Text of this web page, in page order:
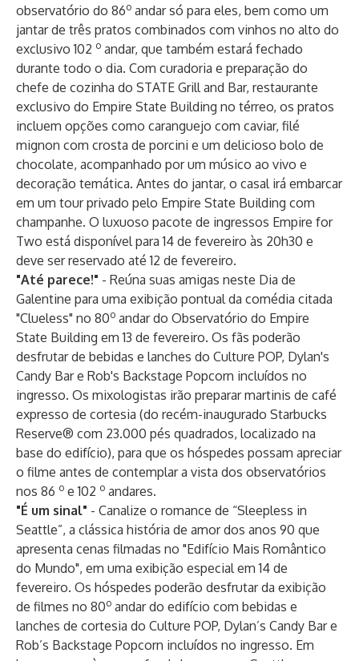
observatório do 86o andar só para eles, bem como um
jantar de três pratos combinados com vinhos no alto do
exclusivo 102 o andar, que também estará fechado
durante todo o dia. Com curadoria e preparação do
chefe de cozinha do STATE Grill and Bar, restaurante
exclusivo do Empire State Building no térreo, os pratos
incluem opções como caranguejo com caviar, filé
mignon com crosta de porcini e um delicioso bolo de
chocolate, acompanhado por um músico ao vivo e
decoração temática. Antes do jantar, o casal irá embarcar
em um tour privado pelo Empire State Building com
champanhe. O luxuoso pacote de ingressos Empire for
Two está disponível para 14 de fevereiro às 20h30 e
deve ser reservado até 12 de fevereiro.
"Até parece!" - Reúna suas amigas neste Dia de
Galentine para uma exibição pontualda comédia citada
"Clueless" no 80o andar do Observatório do Empire
State Building em 13 de fevereiro. Os fãs poderão
desfrutar de bebidas e lanches do Culture POP, Dylan's
Candy Bar e Rob's Backstage Popcorn incluídos no
ingresso. Os mixologistas irão preparar martinis de café
expresso de cortesia (do recém-inaugurado Starbucks
Reserve® com 23.000 pés quadrados, localizado na
base do edifício), para que os hóspedes possam apreciar
o filme antes de contemplar a vista dos observatórios
nos 86 o e 102 o andares.
"É um sinal" - Canalize o romance de “Sleepless in
Seattle”, a clássica história de amor dos anos 90 que
apresenta cenas filmadas no "Edifício Mais Romântico
do Mundo", em uma exibição especialem 14 de
fevereiro. Os hóspedes poderão desfrutar da exibição
de filmes no 80o andar do edifício com bebidas e
lanches de cortesia do Culture POP, Dylan’s Candy Bar e
Rob’s Backstage Popcorn incluídos no ingresso. Em